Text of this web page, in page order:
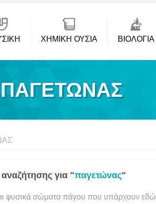
ΧΗΜΙΚΉ ΟΥΣΊΑ ΒΙΟΛΟΓΊΑ
ΠΑΓΕΤΏΝΑΣ
για "παγετώνας"
φυσικά σώματα πάγου που υπάρχουν εδώ